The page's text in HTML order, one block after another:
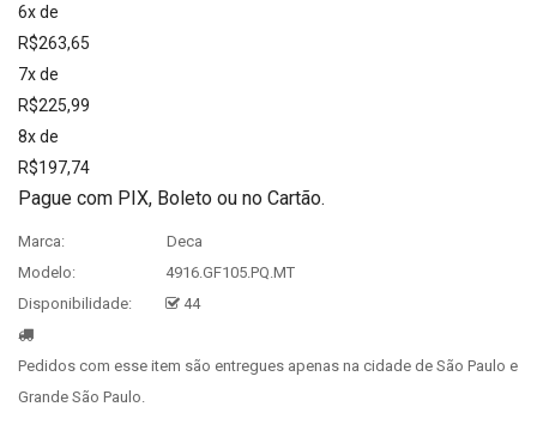
6x de
R$263,65
7x de
R$225,99
8x de
R$197,74
Pague com PIX, Boleto ou no Cartão.
Marca:
Deca
Modelo:
4916.GF105.PQ.MT
Disponibilidade:
44
Pedidos com esse item são entregues apenas na cidade de São Paulo e
Grande São Paulo.